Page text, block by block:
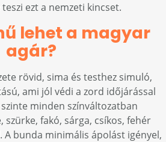
ezt a nemzeti kincset.
lehet a magyar
agár?
rövid, sima és testhez simuló,
ami jól védi a zord időjárással
minden színváltozatban
fakó, sárga, csíkos, fehér
A bunda minimális ápolást igényel,